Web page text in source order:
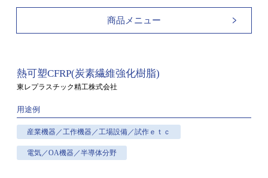
商品メニュー
熱可塑CFRP(炭素繊維強化樹脂)
東レプラスチック精工株式会社
用途例
産業機器／工作機器／工場設備／試作ｅｔｃ
電気／OA機器／半導体分野